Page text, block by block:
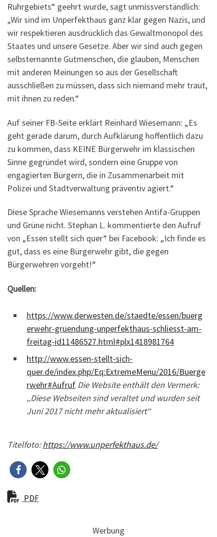
Ruhrgebiets“ geehrt wurde, sagt unmissverständlich:
„Wir sind im Unperfekthaus ganz klar gegen Nazis, und
wir respektieren ausdrücklich das Gewaltmonopol des
Staates und unsere Gesetze. Aber wir sind auch gegen
selbsternannte Gutmenschen, die glauben, Menschen
mit anderen Meinungen so aus der Gesellschaft
ausschließen zu müssen, dass sich niemand mehr traut,
mit ihnen zu reden.“
Auf seiner FB-Seite erklärt Reinhard Wiesemann: „Es
geht gerade darum, durch Aufklärung hoffentlich dazu
zu kommen, dass KEINE Bürgerwehr im klassischen
Sinne gegründet wird, sondern eine Gruppe von
engagierten Bürgern, die in Zusammenarbeit mit
Polizei und Stadtverwaltung präventiv agiert.“
Diese Sprache Wiesemanns verstehen Antifa-Gruppen
und Grüne nicht. Stephan L. kommentierte den Aufruf
von „Essen stellt sich quer“ bei Facebook: „Ich finde es
gut, dass es eine Bürgerwehr gibt, die gegen
Bürgerwehren vorgeht!“
Quellen:
https://www.derwesten.de/staedte/essen/buerg
erwehr-gruendung-unperfekthaus-schliesst-am-
freitag-id11486527.html#plx1418981764
http://www.essen-stellt-sich-
quer.de/index.php/Eq:ExtremeMenu/2016/Buerge
rwehr#Aufruf Die Website enthält den Vermerk:
„Diese Webseiten sind veraltet und wurden seit
Juni 2017 nicht mehr aktualisiert“
Titelfoto:https://www.unperfekthaus.de/
PDF
Werbung